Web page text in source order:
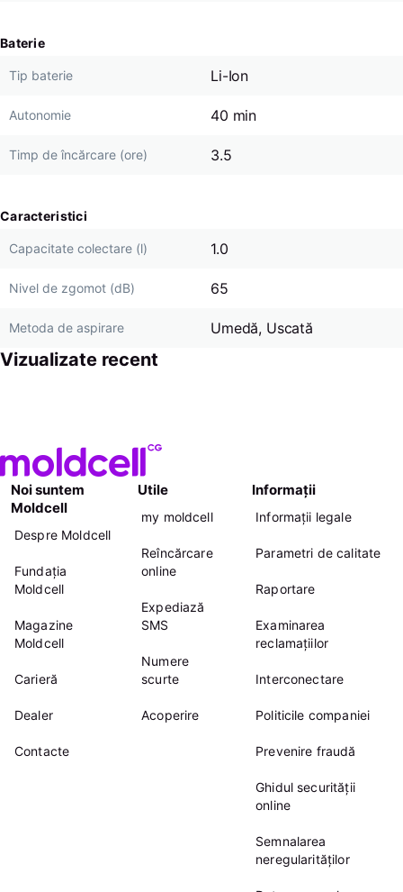
Baterie
Tip baterie Li-Ion
Autonomie 40 min
Timp de încărcare (ore) 3.5
Caracteristici
Capacitate colectare (l) 1.0
Nivel de zgomot (dB) 65
Metoda de aspirare Umedă, Uscată
Vizualizate recent
Noi suntem
Moldcell
Despre Moldcell
Fundația
Moldcell
Magazine
Moldcell
Carieră
Dealer
Contacte
Utile
my moldcell
Reîncărcare
online
Expediază
SMS
Numere
scurte
Acoperire
Informații
Informații legale
Parametri de calitate
Raportare
Examinarea
reclamațiilor
Interconectare
Politicile companiei
Prevenire fraudă
Ghidul securității
online
Semnalarea
neregularităților